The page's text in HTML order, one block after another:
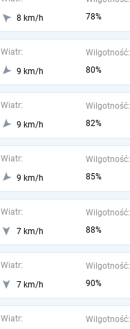
8 km/h
78%
Wiatr:
9 km/h
Wilgotność:
80%
Wiatr:
9 km/h
Wilgotność:
82%
Wiatr:
9 km/h
Wilgotność:
85%
Wiatr:
7 km/h
Wilgotność:
88%
Wiatr:
7 km/h
Wilgotność:
90%
Wiatr:
Wilgotność: